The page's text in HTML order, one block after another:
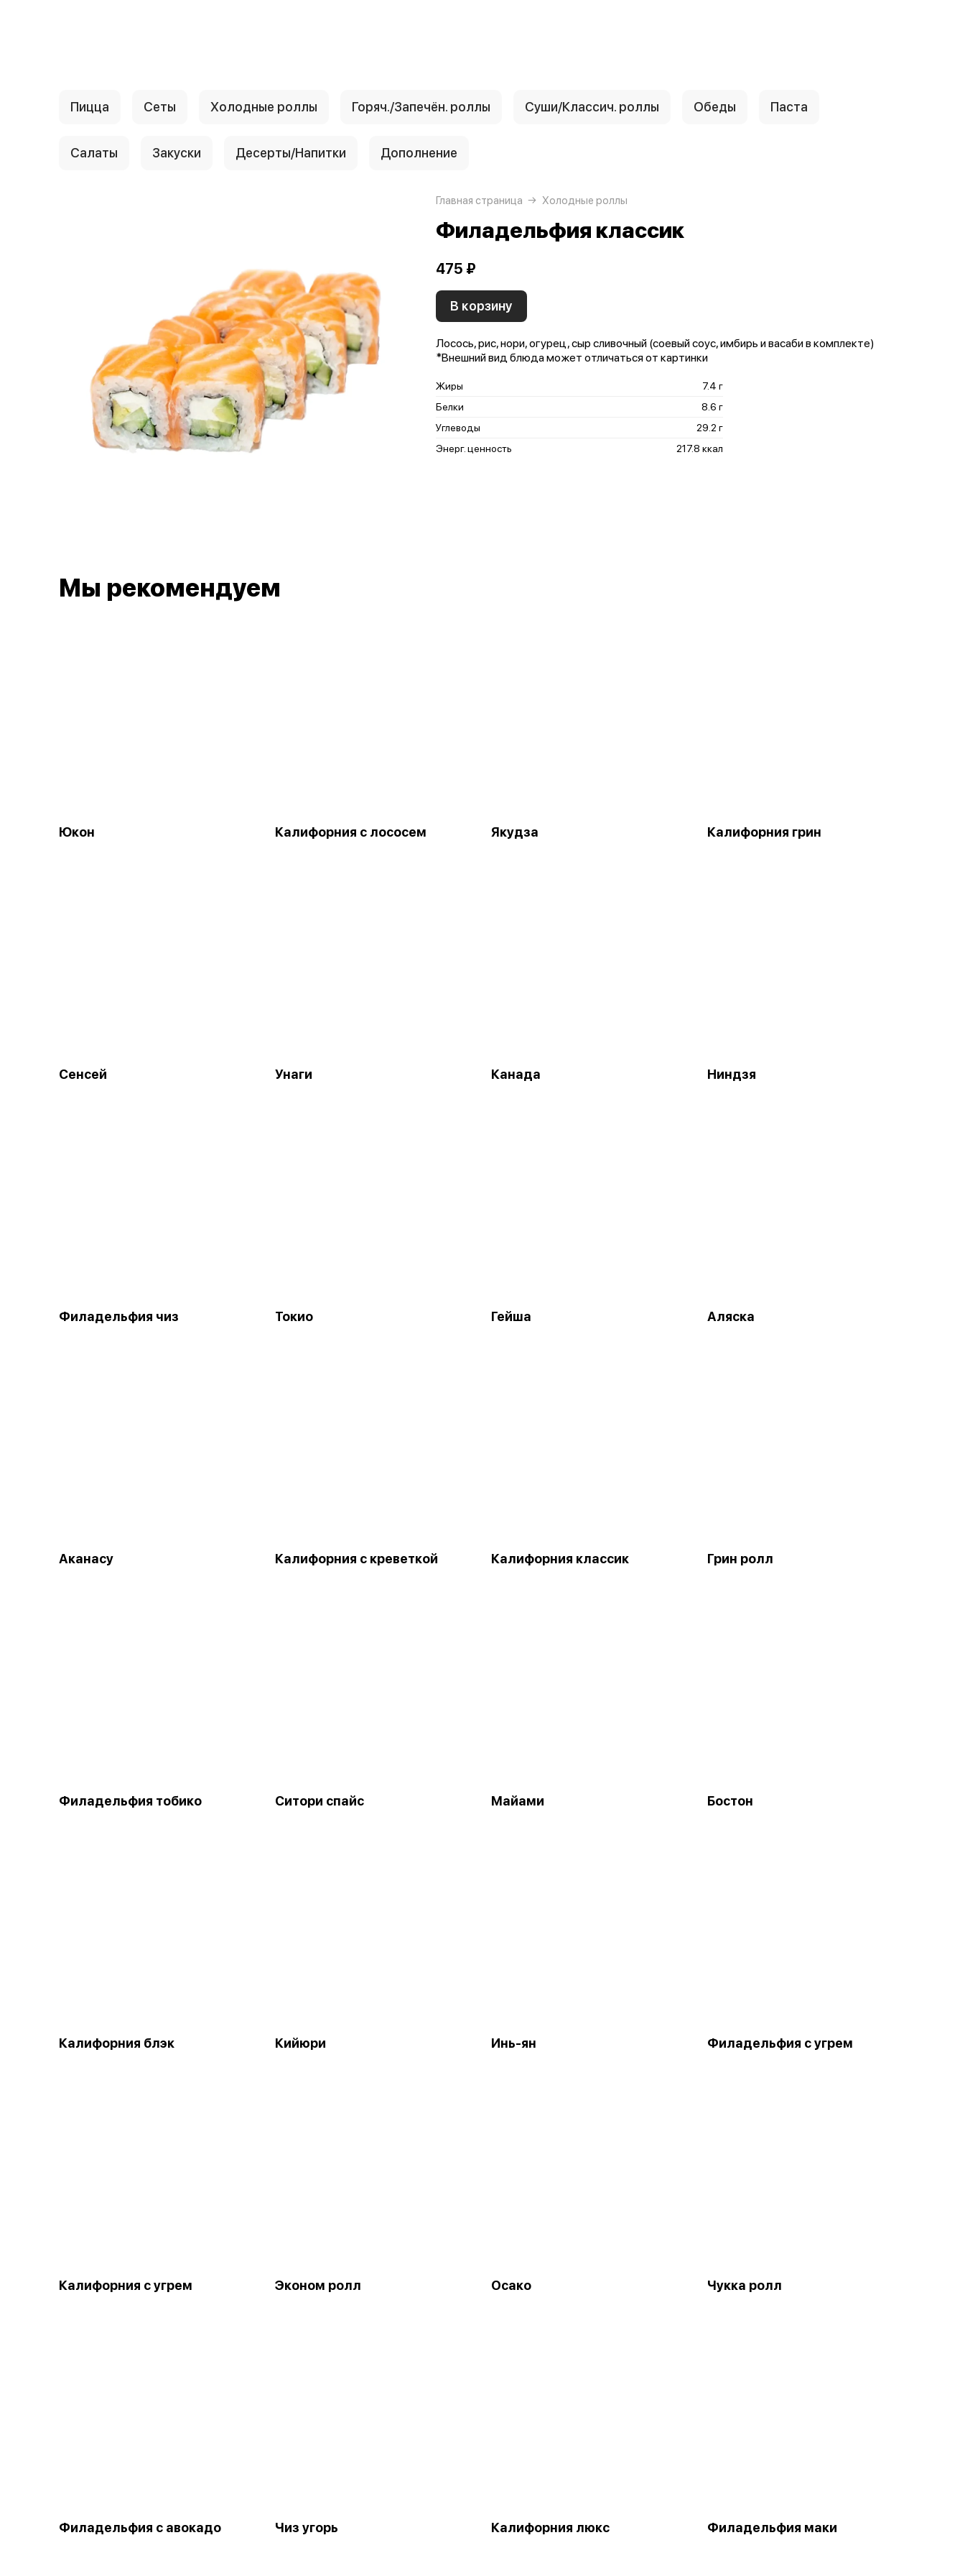
Пицца Сеты Холодные роллы Горяч./Запечён. роллы Суши/Классич. роллы Обеды Паста
Салаты Закуски Десерты/Напитки Дополнение
Главная страница Холодные роллы
Филадельфия классик
475 ₽
В корзину
Лосось, рис, нори, огурец, сыр сливочный (соевый соус, имбирь и васаби в комплекте)
*Внешний вид блюда может отличаться от картинки
Жиры
7.4 г
Белки
8.6 г
Углеводы
29.2 г
Энерг. ценность
217.8 ккал
Мы рекомендуем
Юкон Калифорния с лососем Якудза Калифорния грин
Сенсей Унаги Канада Ниндзя
Филадельфия чиз Токио Гейша Аляска
Аканасу Калифорния с креветкой Калифорния классик Грин ролл
Филадельфия тобико Ситори спайс Майами Бостон
Калифорния блэк Кийюри Инь-ян Филадельфия с угрем
Калифорния с угрем Эконом ролл Осако Чукка ролл
Филадельфия с авокадо Чиз угорь Калифорния люкс Филадельфия маки